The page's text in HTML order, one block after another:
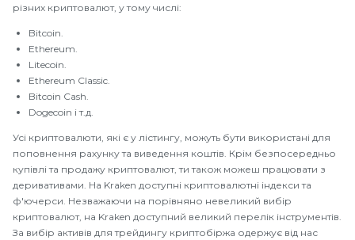
різних криптовалют, у тому числі:
Bitcoin.
Ethereum.
Litecoin.
Ethereum Classic.
Bitcoin Cash.
Dogecoin і т.д.
Усі криптовалюти, які є у лістингу, можуть бути використані для
поповнення рахунку та виведення коштів. Крім безпосередньо
купівлі та продажу криптовалют, ти також можеш працювати з
деривативами. На Kraken доступні криптовалютні індекси та
ф'ючерси. Незважаючи на порівняно невеликий вибір
криптовалют, на Kraken доступний великий перелік інструментів.
За вибір активів для трейдингу криптобіржа одержує від нас